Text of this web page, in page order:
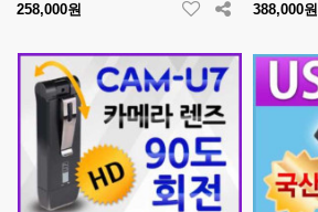
258,000원 388,000원